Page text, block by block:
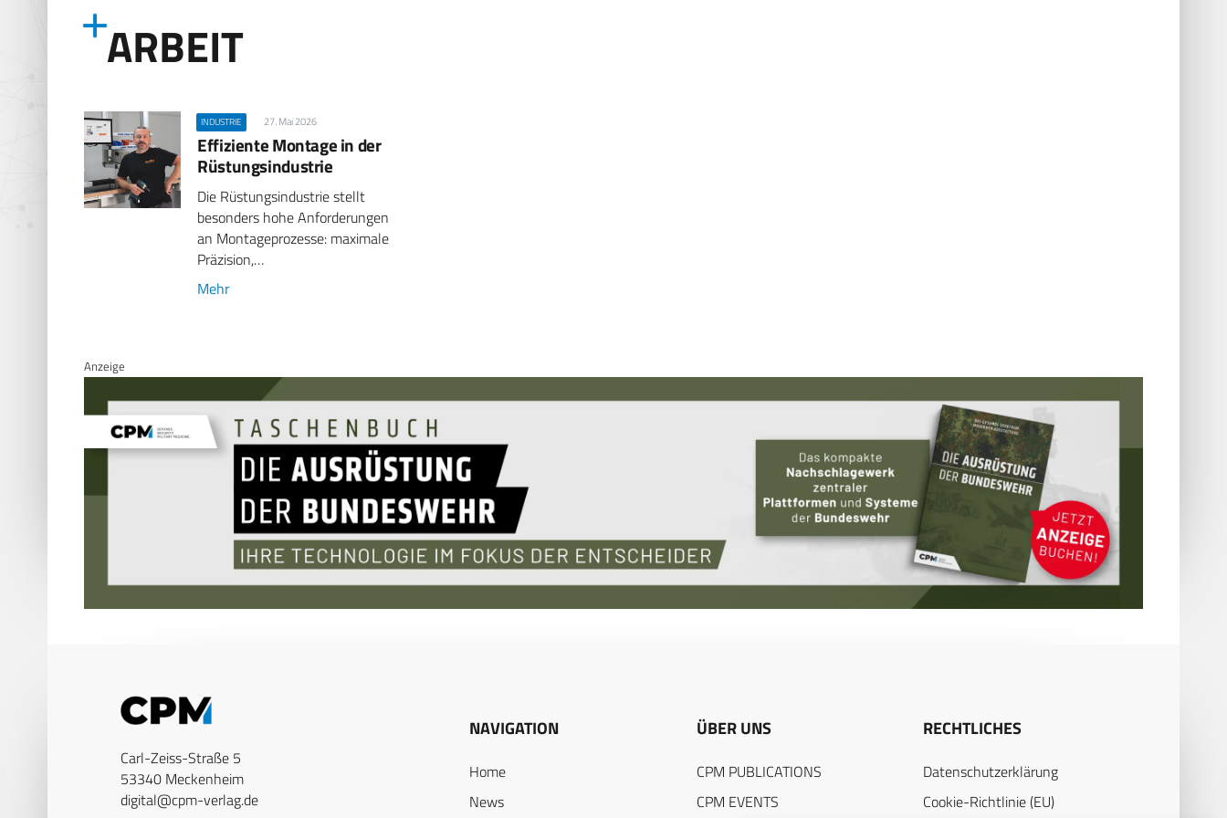
ARBEIT
INDUSTRIE 27. Mai 2026
Effiziente Montage in der
Rüstungsindustrie
Die Rüstungsindustrie stellt
besonders hohe Anforderungen
an Montageprozesse: maximale
Präzision,…
Mehr
Anzeige
Carl-Zeiss-Straße 5
53340 Meckenheim
digital@cpm-verlag.de
NAVIGATION
Home
News
ÜBER UNS
CPM PUBLICATIONS
CPM EVENTS
RECHTLICHES
Datenschutzerklärung
Cookie-Richtlinie (EU)